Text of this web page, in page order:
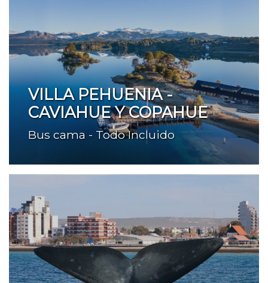
VILLA PEHUENIA -
CAVIAHUE Y COPAHUE
Bus cama - Todo Incluido